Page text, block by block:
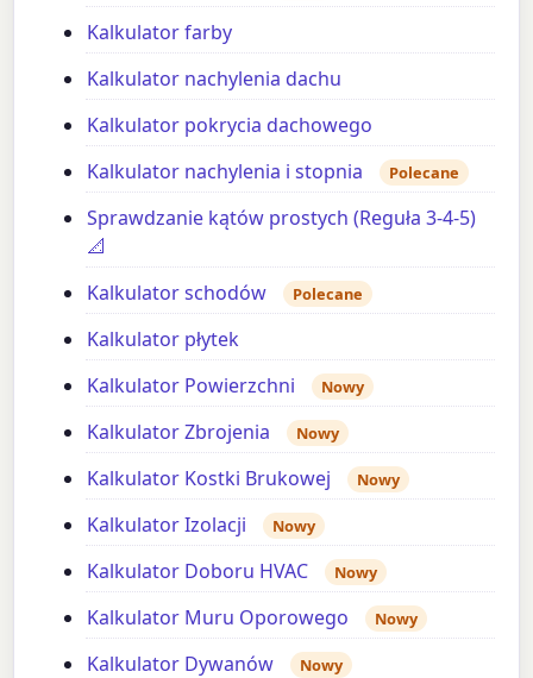
Kalkulator farby
Kalkulator nachylenia dachu
Kalkulator pokrycia dachowego
Kalkulator nachylenia i stopnia
Polecane
Sprawdzanie kątów prostych (Reguła 3-4-5)
📐
Kalkulator schodów
Polecane
Kalkulator płytek
Kalkulator Powierzchni
Nowy
Kalkulator Zbrojenia Nowy
Kalkulator Kostki Brukowej Nowy
Kalkulator Izolacji Nowy
Kalkulator Doboru HVAC Nowy
Kalkulator Muru Oporowego Nowy
Kalkulator Dywanów Nowy